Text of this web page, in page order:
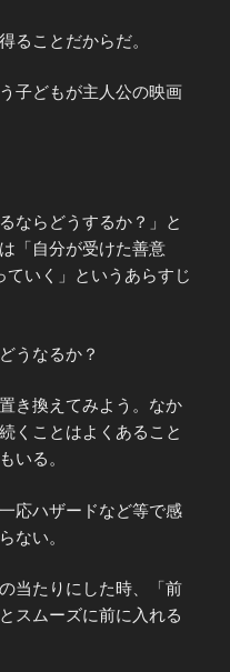
ることだからだ。
子どもが主人公の映画
ならどうするか？」と
「自分が受けた善意
ていく」というあらすじ
うなるか？
き換えてみよう。なか
くことはよくあること
いる。
応ハザードなど等で感
ない。
当たりにした時、「前
スムーズに前に入れる